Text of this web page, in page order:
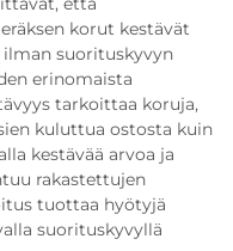
korut kestävät
suorituskyvyn
erinomaista
tarkoittaa koruja,
kuluttua ostosta kuin
kestävää arvoa ja
rakastettujen
tuottaa hyötyjä
suorituskyvyllä